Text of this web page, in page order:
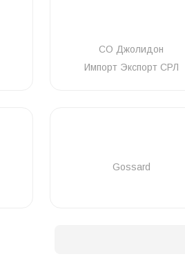
СО Джолидон
Импорт Экспорт СРЛ
Gossard